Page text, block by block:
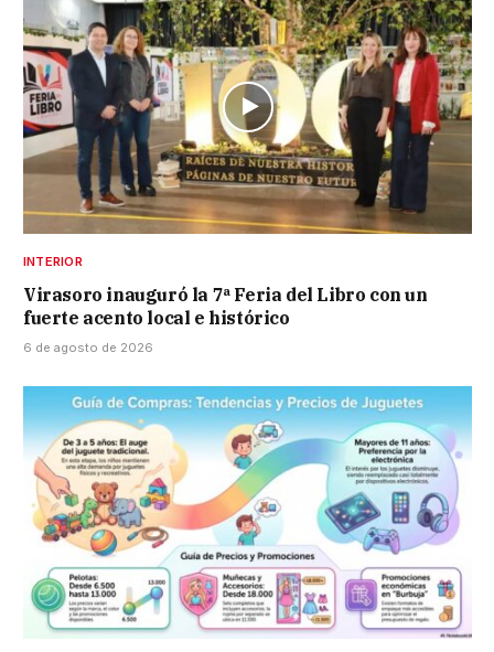
INTERIOR
Virasoro inauguró la 7ª Feria del Libro con un
fuerte acento local e histórico
6 de agosto de 2026